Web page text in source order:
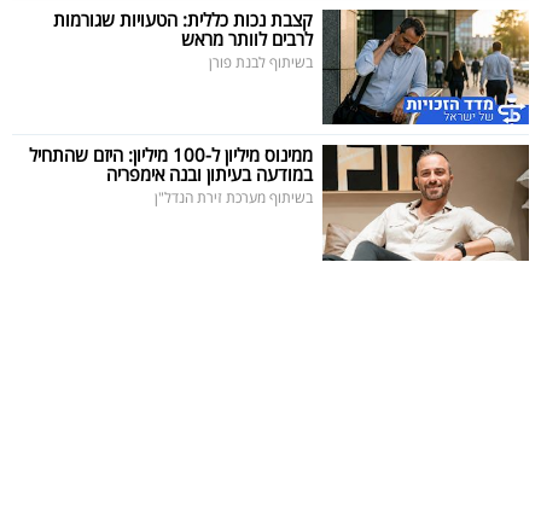
קצבת נכות כללית: הטעויות שגורמות
לרבים לוותר מראש
בשיתוף לבנת פורן
ממינוס מיליון ל-100 מיליון: היזם שהתחיל
במודעה בעיתון ובנה אימפריה
בשיתוף מערכת זירת הנדל"ן